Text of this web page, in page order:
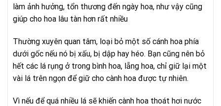
làm ảnh hưởng, tổn thương đến ngày hoa, như vậy cũng
giúp cho hoa lâu tàn hơn rất nhiều
Thường xuyên quan tâm, loại bỏ một số cánh hoa phía
dưới gốc nếu nó bị xấu, bị dập hay héo. Bạn cũng nên bỏ
hết các lá rụng ở trong bình hoa, lẵng hoa, chỉ giữ lại một
vài lá trên ngọn để giữ cho cành hoa được tự nhiên.
Vì nếu để quá nhiều lá sẽ khiến cành hoa thoát hơi nước